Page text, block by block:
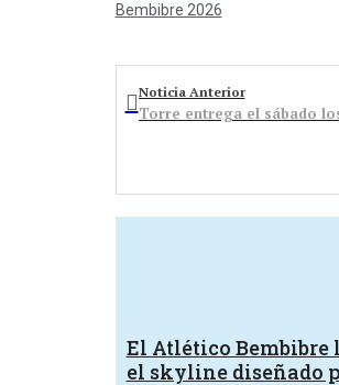
Bembibre 2026
Noticia Anterior
Torre entrega el sábado
El Atlético Bembibre
el skyline diseñado